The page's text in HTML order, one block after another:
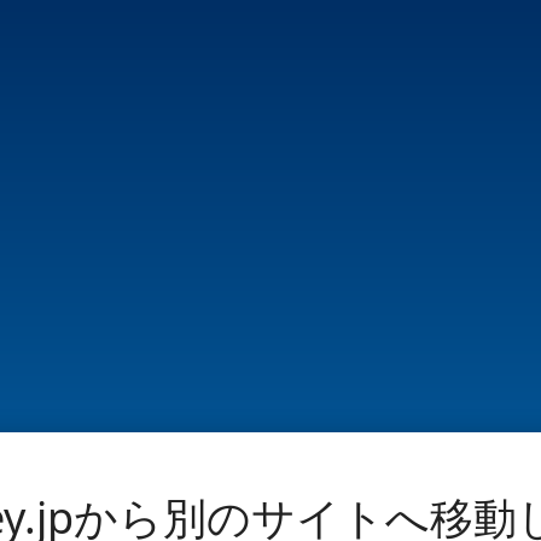
から別のサイトへ移動